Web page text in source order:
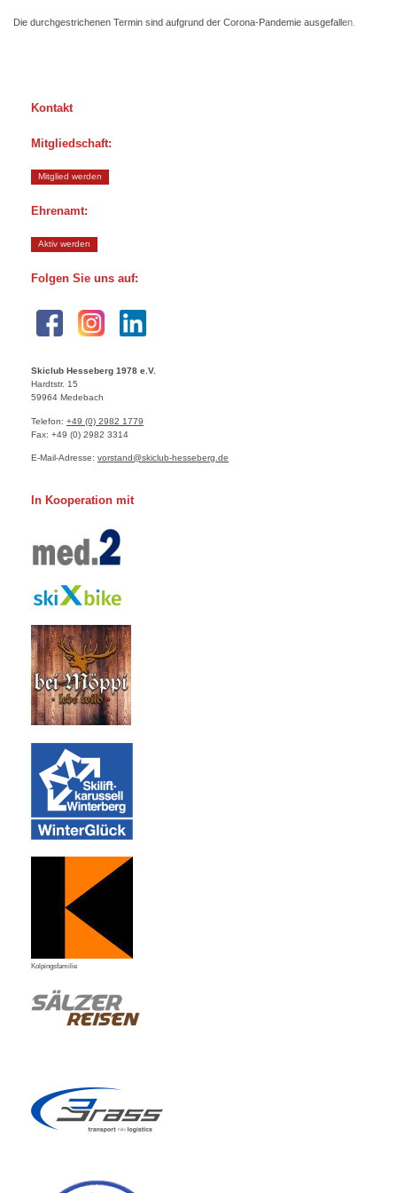
Die durchgestrichenen Termin sind aufgrund der Corona-Pandemie ausgefallen.
Kontakt
Mitgliedschaft:
Mitglied werden
Ehrenamt:
Aktiv werden
Folgen Sie uns auf:
Skiclub Hesseberg 1978 e.V.
Hardtstr. 15
59964 Medebach
Telefon: +49 (0) 2982 1779
Fax: +49 (0) 2982 3314
E-Mail-Adresse: vorstand@skiclub-hesseberg.de
In Kooperation mit
Kolpingsfamilie